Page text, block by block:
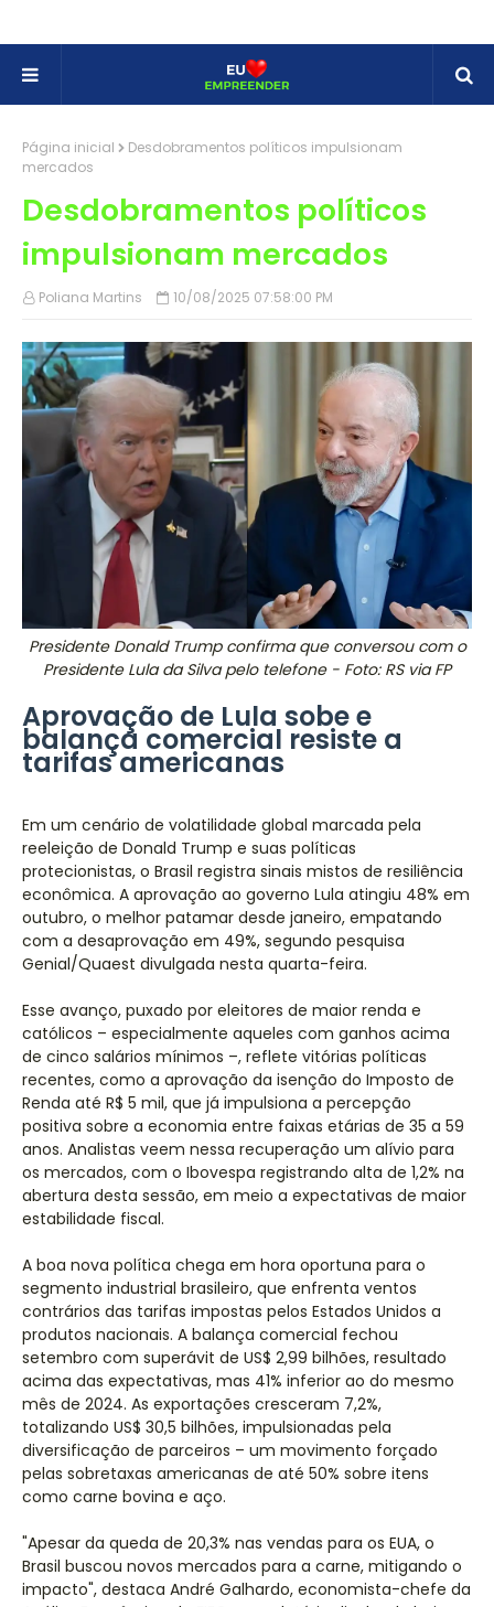
Página inicial
Desdobramentos políticos impulsionam
mercados
Desdobramentos políticos
impulsionam mercados
Poliana Martins 10/08/2025 07:58:00 PM
Presidente Donald Trump confirma que conversou com o
Presidente Lula da Silva pelo telefone - Foto: RS via FP
Aprovação de Lula sobe e
balança comercial resiste a
tarifas americanas
Em um cenário de volatilidade global marcada pela
reeleição de Donald Trump e suas políticas
protecionistas, o Brasil registra sinais mistos de resiliência
econômica. A aprovação ao governo Lula atingiu 48% em
outubro, o melhor patamar desde janeiro, empatando
com a desaprovação em 49%, segundo pesquisa
Genial/Quaest divulgada nesta quarta-feira.
Esse avanço, puxado por eleitores de maior renda e
católicos – especialmente aqueles com ganhos acima
de cinco salários mínimos –, reflete vitórias políticas
recentes, como a aprovação da isenção do Imposto de
Renda até R$ 5 mil, que já impulsiona a percepção
positiva sobre a economia entre faixas etárias de 35 a 59
anos. Analistas veem nessa recuperação um alívio para
os mercados, com o Ibovespa registrando alta de 1,2% na
abertura desta sessão, em meio a expectativas de maior
estabilidade fiscal.
A boa nova política chega em hora oportuna para o
segmento industrial brasileiro, que enfrenta ventos
contrários das tarifas impostas pelos Estados Unidos a
produtos nacionais. A balança comercial fechou
setembro com superávit de US$ 2,99 bilhões, resultado
acima das expectativas, mas 41% inferior ao do mesmo
mês de 2024. As exportações cresceram 7,2%,
totalizando US$ 30,5 bilhões, impulsionadas pela
diversificação de parceiros – um movimento forçado
pelas sobretaxas americanas de até 50% sobre itens
como carne bovina e aço.
"Apesar da queda de 20,3% nas vendas para os EUA, o
Brasil buscou novos mercados para a carne, mitigando o
impacto", destaca André Galhardo, economista-chefe da